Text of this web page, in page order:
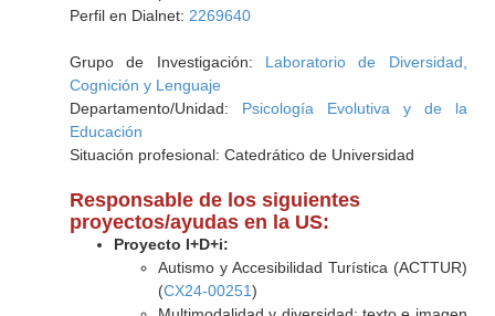
Perfil en Dialnet: 2269640
Grupo de Investigación: Laboratorio de Diversidad,
Cognición y Lenguaje
Departamento/Unidad: Psicología Evolutiva y de la
Educación
Situación profesional: Catedrático de Universidad
Responsable de los siguientes
proyectos/ayudas en la US:
Proyecto I+D+i:
Autismo y Accesibilidad Turística (ACTTUR)
(CX24-00251)